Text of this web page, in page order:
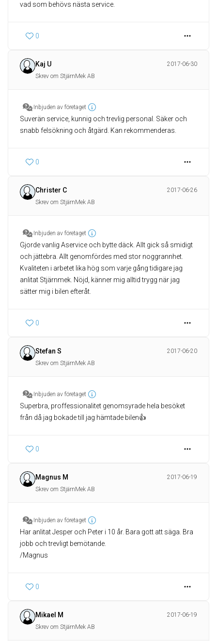
vad som behövs nästa service.
0
Kaj U
2017-06-30
Skrev om StjärnMek AB
Inbjuden av företaget
Suverän service, kunnig och trevlig personal. Säker och
snabb felsökning och åtgärd. Kan rekommenderas.
0
Christer C
2017-06-26
Skrev om StjärnMek AB
Inbjuden av företaget
Gjorde vanlig Aservice och bytte däck. Allt gick så smidigt
och jättebra. Allt genomfördes med stor noggrannhet.
Kvaliteten i arbetet lika hög som varje gång tidigare jag
anlitat Stjärnmek. Nöjd, känner mig alltid trygg när jag
sätter mig i bilen efteråt.
0
Stefan S
2017-06-20
Skrev om StjärnMek AB
Inbjuden av företaget
Superbra, proffessionalitet genomsyrade hela besöket
från då jag bokade till jag hämtade bilen👍
0
Magnus M
2017-06-19
Skrev om StjärnMek AB
Inbjuden av företaget
Har anlitat Jesper och Peter i 10 år. Bara gott att säga. Bra
jobb och trevligt bemötande.
/Magnus
0
Mikael M
2017-06-19
Skrev om StjärnMek AB